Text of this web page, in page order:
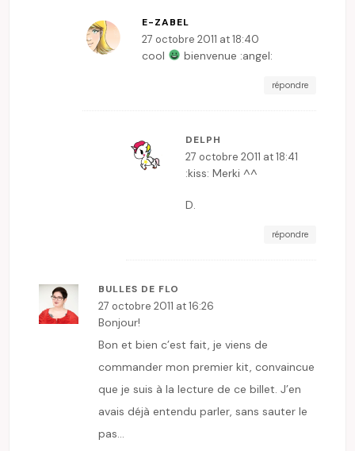
E-ZABEL
27 octobre 2011 at 18:40
cool bienvenue :angel:
répondre
DELPH
27 octobre 2011 at 18:41
:kiss: Merki ^^
D.
répondre
BULLES DE FLO
27 octobre 2011 at 16:26
Bonjour!
Bon et bien c’est fait, je viens de
commander mon premier kit, convaincue
que je suis à la lecture de ce billet. J’en
avais déjà entendu parler, sans sauter le
pas…